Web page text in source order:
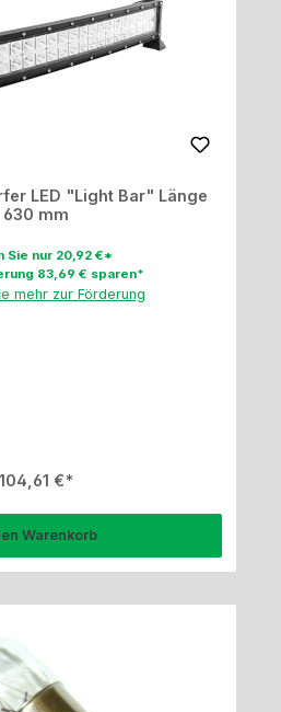
LED "Light Bar" Länge
630 mm
Sie nur 20,92 €*
83,69 € sparen*
mehr zur Förderung
Regulärer Preis:
104,61 €
Warenkorb